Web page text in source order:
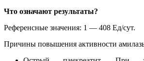
Что означают результаты?
Референсные значения: 1 — 408 Ед/сут.
Причины повышения активности